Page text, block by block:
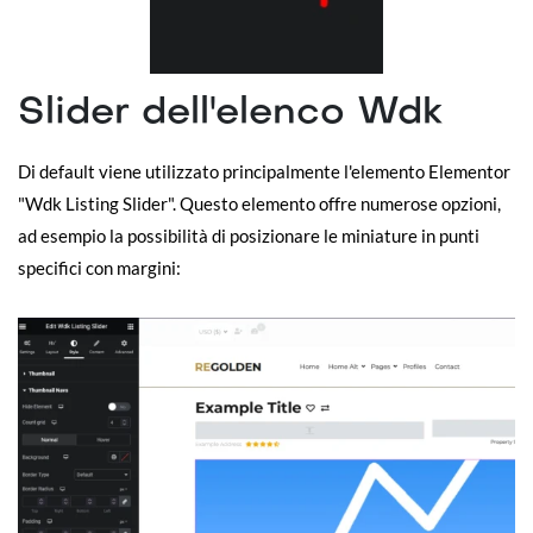
Slider dell'elenco Wdk
Di default viene utilizzato principalmente l'elemento Elementor
"Wdk Listing Slider". Questo elemento offre numerose opzioni,
ad esempio la possibilità di posizionare le miniature in punti
specifici con margini: